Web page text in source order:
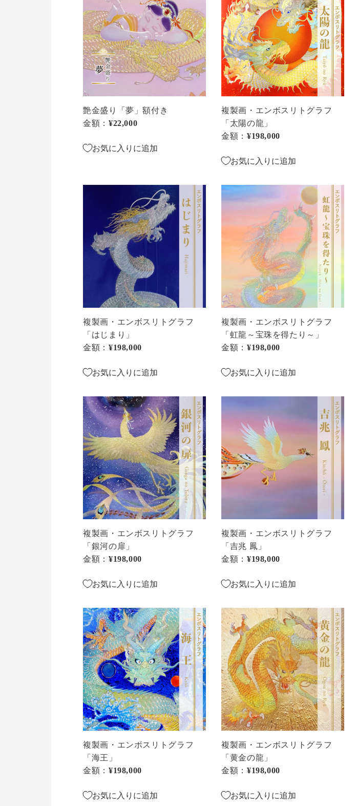
り
「夢」
額
付
き
艶金盛り「夢」額付き
金額： 通常価格
¥22,000
お気に入りに追加
画・
エ
ン
ボ
ス
リ
ト
グ
ラ
フ
「太
の
複製画・エンボスリトグラフ
「太陽の龍」
金額： 通常価格
¥198,000
お気に入りに追加
グ
ラ
フ
「は
ま
複製画・エンボスリトグラフ
「はじまり」
金額： 通常価格
¥198,000
お気に入りに追加
複
製
エ
ト
グ
ラ
フ
「虹
～
珠
り
～」
複製画・エンボスリトグラフ
「虹龍～宝珠を得たり～」
金額： 通常価格
¥198,000
お気に入りに追加
複
製
画・
エ
ン
ボ
ス
リ
ト
グ
ラ
フ
「銀
の
複製画・エンボスリトグラフ
「銀河の扉」
金額： 通常価格
¥198,000
お気に入りに追加
ン
ボ
ス
グ
ラ
フ
「吉
鳳」
複製画・エンボスリトグラフ
「吉兆 鳳」
金額： 通常価格
¥198,000
お気に入りに追加
複
製
画・
エ
ン
ボ
ス
リ
ト
グ
ラ
フ
「海
複製画・エンボスリトグラフ
「海王」
金額： 通常価格
¥198,000
お気に入りに追加
複
製
画・
エ
ン
ボ
ス
リ
ト
グ
ラ
フ
「黄
の
複製画・エンボスリトグラフ
「黄金の龍」
金額： 通常価格
¥198,000
お気に入りに追加